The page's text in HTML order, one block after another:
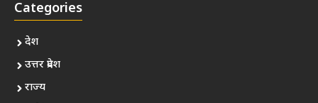
Categories
देश
उत्तर प्रदेश
राज्य